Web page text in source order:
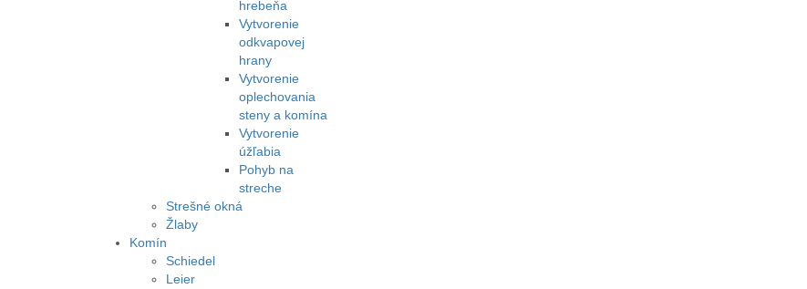
hrebeňa
Vytvorenie
odkvapovej
hrany
Vytvorenie
oplechovania
steny a komína
Vytvorenie
úžľabia
Pohyb na
streche
Strešné okná
Žlaby
Komín
Schiedel
Leier